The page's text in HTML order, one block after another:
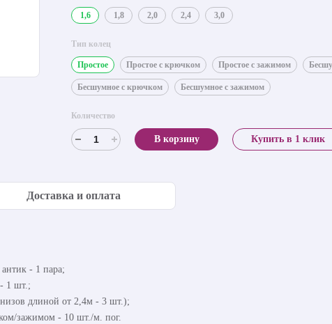
1,6 1,8 2,0 2,4 3,0
Тип колец
Простое Простое с крючком Простое с зажимом
Бесшумное с крючком Бесшумное с зажимом
Количество
В корзину Купить в 1 клик
Доставка и оплата
- 1 пара;
1 шт.;
длиной от 2,4м - 3 шт.);
зажимом - 10 шт./м. пог.